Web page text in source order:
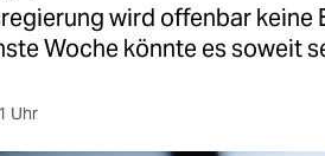
wird offenbar
Woche könnte es soweit
Uhr